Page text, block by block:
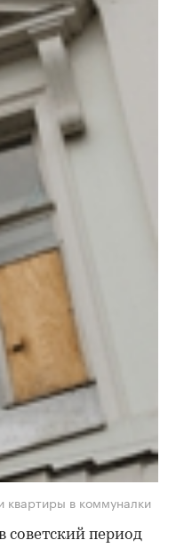
в коммуналки
советский период